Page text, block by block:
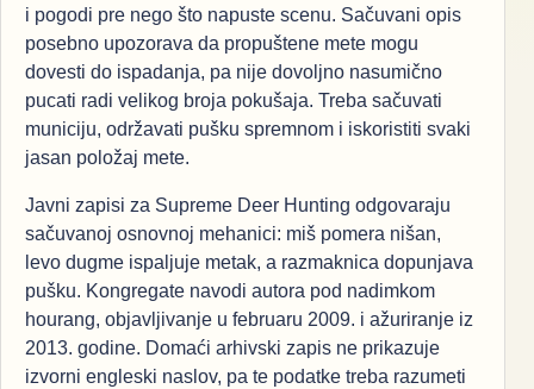
i pogodi pre nego što napuste scenu. Sačuvani opis
posebno upozorava da propuštene mete mogu
dovesti do ispadanja, pa nije dovoljno nasumično
pucati radi velikog broja pokušaja. Treba sačuvati
municiju, održavati pušku spremnom i iskoristiti svaki
jasan položaj mete.
Javni zapisi za Supreme Deer Hunting odgovaraju
sačuvanoj osnovnoj mehanici: miš pomera nišan,
levo dugme ispaljuje metak, a razmaknica dopunjava
pušku. Kongregate navodi autora pod nadimkom
hourang, objavljivanje u februaru 2009. i ažuriranje iz
2013. godine. Domaći arhivski zapis ne prikazuje
izvorni engleski naslov, pa te podatke treba razumeti